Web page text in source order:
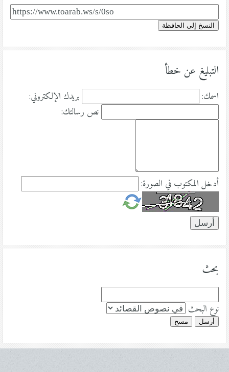
النسخ إلى الحافظة
التبليغ عن خطأ
اسمك:
بريدك الإلكتروني:
نص رسالتك:
أدخل المكتوب في الصورة:
بحث
نوع البحث
أرسل مسح